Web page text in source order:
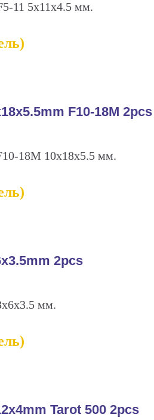
11 5х11х4.5 мм.
F10-18M 2pcs
18M 10x18x5.5 мм.
2pcs
мм.
Tarot 500 2pcs